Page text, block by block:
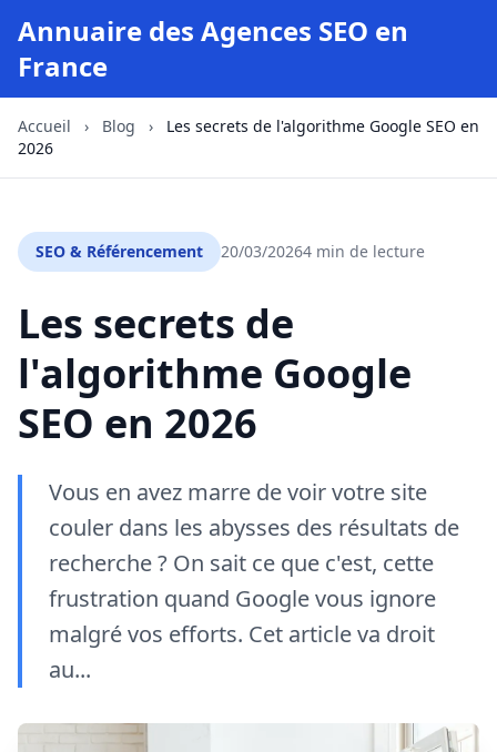
Annuaire des Agences SEO en
France
Accueil › Blog ›
Les secrets de l'algorithme Google SEO en
2026
SEO & Référencement 20/03/20264 min de lecture
Les secrets de
l'algorithme Google
SEO en 2026
Vous en avez marre de voir votre site
couler dans les abysses des résultats de
recherche ? On sait ce que c'est, cette
frustration quand Google vous ignore
malgré vos efforts. Cet article va droit
au...